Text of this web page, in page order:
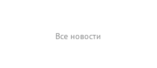
Все новости